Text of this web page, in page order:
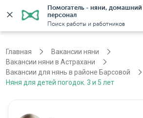
Помогатель - няни, домашний
персонал
Поиск работы и работников
Главная
Вакансии няни
Вакансии няни в Астрахани
Вакансии для нянь в районе Барсовой
Няня для детей погодок. 3 и 5 лет